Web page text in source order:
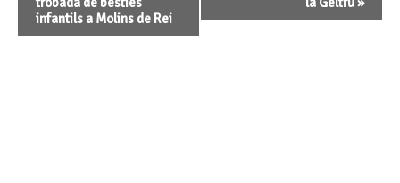
infantils a Molins de Rei